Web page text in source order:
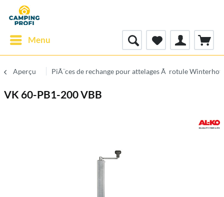
Menu
Aperçu PiÃ¨ces de rechange pour attelages Ã rotule Winterhoff
VK 60-PB1-200 VBB